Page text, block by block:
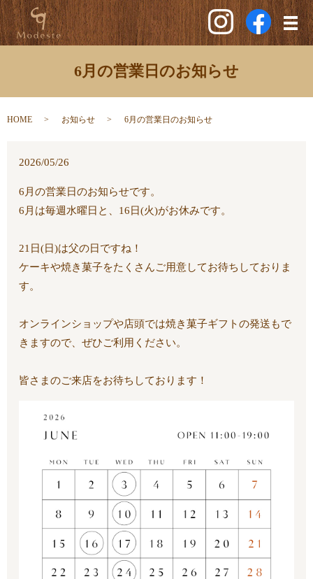
メ
6月の営業日のお知らせ
HOME お知らせ 6月の営業日のお知らせ
2026/05/26
6月の営業日のお知らせです。
6月は毎週水曜日と、16日(火)がお休みです。
21日(日)は父の日ですね！
ケーキや焼き菓子をたくさんご用意してお待ちしておりま
す。
オンラインショップや店頭では焼き菓子ギフトの発送もで
きますので、ぜひご利用ください。
皆さまのご来店をお待ちしております！